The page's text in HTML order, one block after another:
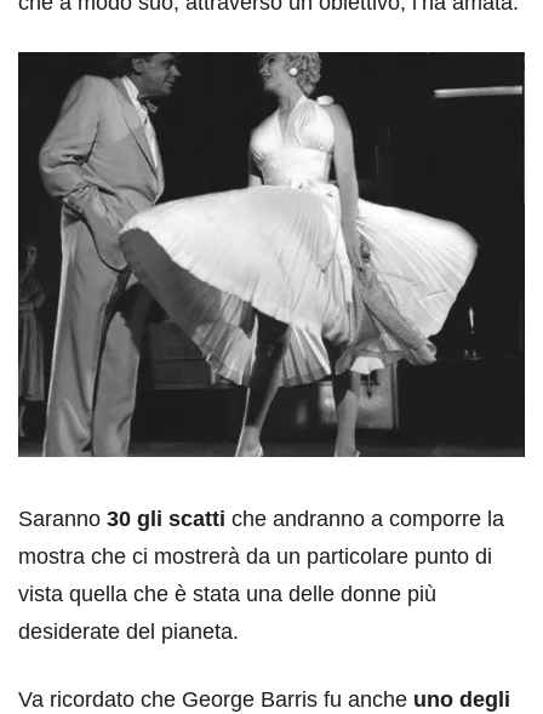
Saranno 30 gli scatti che andranno a comporre la
mostra che ci mostrerà da un particolare punto di
vista quella che è stata una delle donne più
desiderate del pianeta.
Va ricordato che George Barris fu anche uno degli